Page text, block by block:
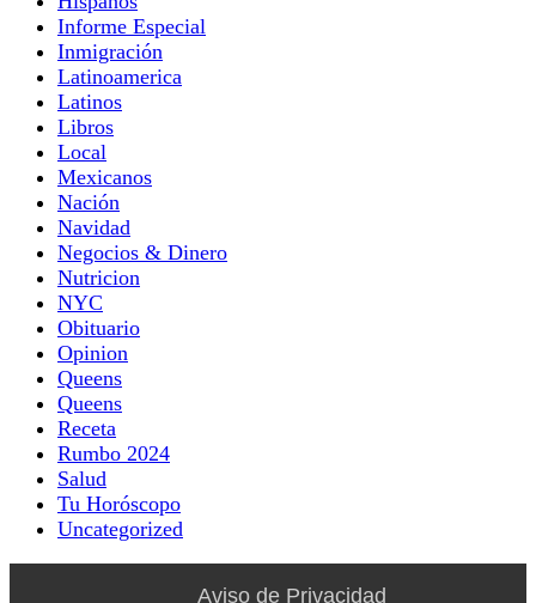
Informe Especial
Inmigración
Latinoamerica
Latinos
Libros
Local
Mexicanos
Nación
Navidad
Negocios & Dinero
Nutricion
NYC
Obituario
Opinion
Queens
Queens
Receta
Rumbo 2024
Salud
Tu Horóscopo
Uncategorized
Aviso de Privacidad